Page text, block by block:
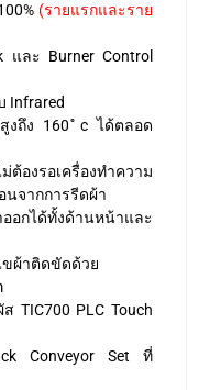
(รายแรกและราย
และ Burner Control
Infrared
สูงถึง 160 ํc ได้ตลอด
องรอเครื่องทำความ
นจากการรีดผ้า
อกได้ทั้งด้านหน้าและ
ผ้าติดขัดด้วย
TIC700 PLC Touch
Conveyor Set ที่